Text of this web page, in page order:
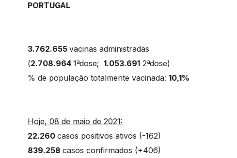
PORTUGAL
3.762.655 vacinas administradas
(2.708.964 1ªdose; 1.053.691 2ªdose)
% de população totalmente vacinada: 10,1%
Hoje, 08 de maio de 2021:
22.260 casos positivos ativos (-162)
839.258 casos confirmados (+406)